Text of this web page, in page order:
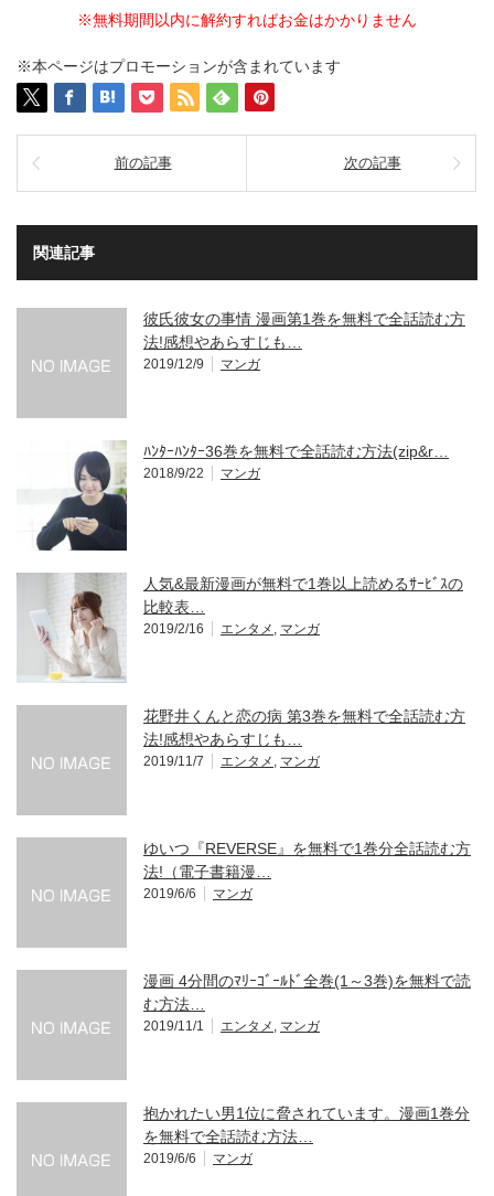
※無料期間以内に解約すればお金はかかりません
※本ページはプロモーションが含まれています
前の記事 次の記事
関連記事
彼氏彼女の事情 漫画第1巻を無料で全話読む方
法!感想やあらすじも…
2019/12/9 マンガ
ﾊﾝﾀｰﾊﾝﾀｰ36巻を無料で全話読む方法(zip&r…
2018/9/22 マンガ
人気&最新漫画が無料で1巻以上読めるｻｰﾋﾞｽの
比較表…
2019/2/16 エンタメ , マンガ
花野井くんと恋の病 第3巻を無料で全話読む方
法!感想やあらすじも…
2019/11/7 エンタメ , マンガ
ゆいつ『REVERSE』を無料で1巻分全話読む方
法!（電子書籍漫…
2019/6/6 マンガ
漫画 4分間のﾏﾘｰｺﾞｰﾙﾄﾞ全巻(1～3巻)を無料で読
む方法…
2019/11/1 エンタメ , マンガ
抱かれたい男1位に脅されています。漫画1巻分
を無料で全話読む方法…
2019/6/6 マンガ